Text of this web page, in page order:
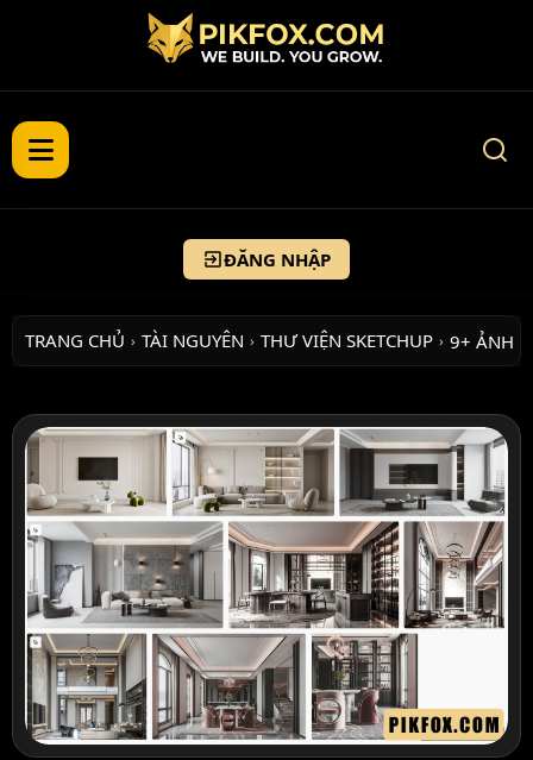
ĐĂNG NHẬP
TRANG CHỦ › TÀI NGUYÊN › THƯ VIỆN SKETCHUP › 9+ ẢNH